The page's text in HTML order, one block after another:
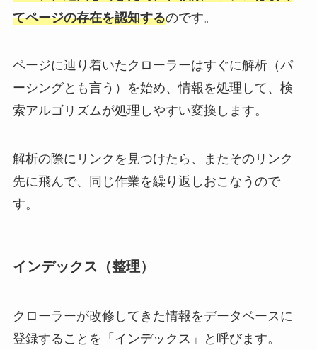
てページの存在を認知するのです。
ページに辿り着いたクローラーはすぐに解析（パ
ーシングとも言う）を始め、情報を処理して、検
索アルゴリズムが処理しやすい変換します。
解析の際にリンクを見つけたら、またそのリンク
先に飛んで、同じ作業を繰り返しおこなうので
す。
インデックス（整理）
クローラーが改修してきた情報をデータベースに
登録することを「インデックス」と呼びます。